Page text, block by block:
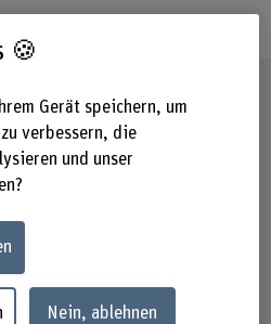
🍪
Gerät speichern, um
verbessern, die
und unser
Nein, ablehnen